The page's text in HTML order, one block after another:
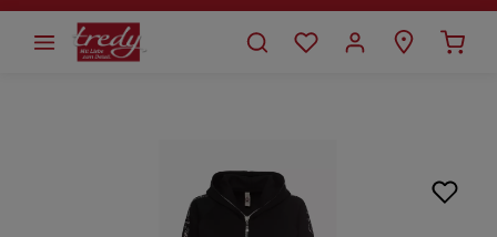
springen